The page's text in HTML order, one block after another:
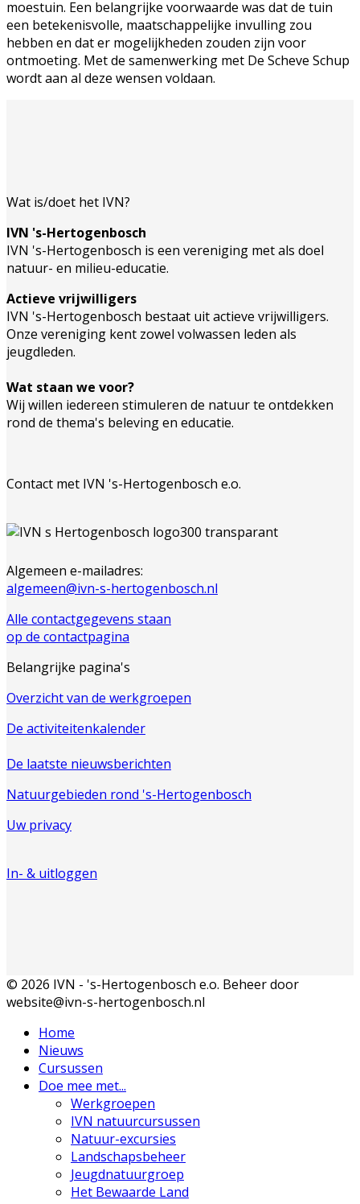
moestuin. Een belangrijke voorwaarde was dat de tuin
een betekenisvolle, maatschappelijke invulling zou
hebben en dat er mogelijkheden zouden zijn voor
ontmoeting. Met de samenwerking met De Scheve Schup
wordt aan al deze wensen voldaan.
Wat is/doet het IVN?
IVN 's-Hertogenbosch
IVN 's-Hertogenbosch is een vereniging met als doel
natuur- en milieu-educatie.
Actieve vrijwilligers
IVN 's-Hertogenbosch bestaat uit actieve vrijwilligers.
Onze vereniging kent zowel volwassen leden als
jeugdleden.
Wat staan we voor?
Wij willen iedereen stimuleren de natuur te ontdekken
rond de thema's beleving en educatie.
Contact met IVN 's-Hertogenbosch e.o.
Algemeen e-mailadres:
algemeen@ivn-s-hertogenbosch.nl
Alle contactgegevens staan
op de contactpagina
Belangrijke pagina's
Overzicht van de werkgroepen
De activiteitenkalender
De laatste nieuwsberichten
Natuurgebieden rond 's-Hertogenbosch
Uw privacy
In- & uitloggen
© 2026 IVN - 's-Hertogenbosch e.o. Beheer door
website@ivn-s-hertogenbosch.nl
Home
Nieuws
Cursussen
Doe mee met...
Werkgroepen
IVN natuurcursussen
Natuur-excursies
Landschapsbeheer
Jeugdnatuurgroep
Het Bewaarde Land